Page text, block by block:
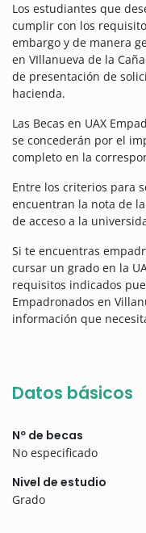
Los estudiantes que
cumplir con los
embargo y de manera
en VIllanueva de la
de presentación de
hacienda.
Las Becas en UAX
se concederán por el
completo en la
Entre los criterios para
encuentran la nota de
de acceso a la
Si te encuentras
cursar un grado en la
requisitos indicados
Empadronados en
información que
Datos básicos
Nº de becas
No especificado
Nivel de estudio
Grado